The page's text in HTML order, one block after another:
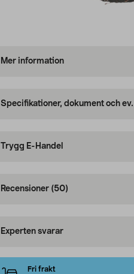
Mer information
Specifikationer, dokument och
Trygg E-Handel
Recensioner (50)
Experten svarar
Fri frakt